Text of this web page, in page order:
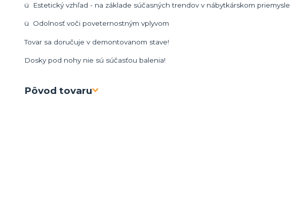
ü Estetický vzhľad - na základe súčasných trendov v nábytkárskom priemysle
ü Odolnosť voči poveternostným vplyvom
Tovar sa doručuje v demontovanom stave!
Dosky pod nohy nie sú súčasťou balenia!
Pôvod tovaru